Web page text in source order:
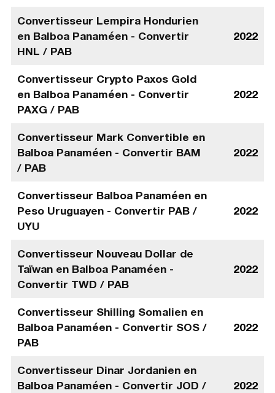
Convertisseur Lempira Hondurien
en Balboa Panaméen - Convertir
HNL / PAB
2022
Convertisseur Crypto Paxos Gold
en Balboa Panaméen - Convertir
PAXG / PAB
2022
Convertisseur Mark Convertible en
Balboa Panaméen - Convertir BAM
/ PAB
2022
Convertisseur Balboa Panaméen en
Peso Uruguayen - Convertir PAB /
UYU
2022
Convertisseur Nouveau Dollar de
Taïwan en Balboa Panaméen -
Convertir TWD / PAB
2022
Convertisseur Shilling Somalien en
Balboa Panaméen - Convertir SOS /
PAB
2022
Convertisseur Dinar Jordanien en
Balboa Panaméen - Convertir JOD /
2022